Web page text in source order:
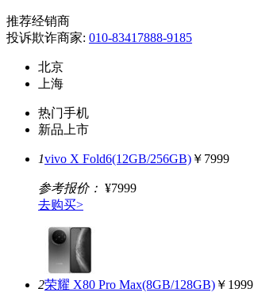
推荐经销商
投诉欺诈商家: 010-83417888-9185
北京
上海
热门手机
新品上市
1vivo X Fold6(12GB/256GB) ￥7999
参考报价： ¥7999
去购买>
2荣耀 X80 Pro Max(8GB/128GB) ￥1999